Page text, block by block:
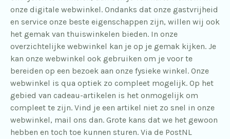
onze digitale webwinkel. Ondanks dat onze gastvrijheid
en service onze beste eigenschappen zijn, willen wij ook
het gemak van thuiswinkelen bieden. In onze
overzichtelijke webwinkel kan je op je gemak kijken. Je
kan onze webwinkel ook gebruiken om je voor te
bereiden op een bezoek aan onze fysieke winkel. Onze
webwinkel is qua optiek zo compleet mogelijk. Op het
gebied van cadeau-artikelen is het onmogelijk om
compleet te zijn. Vind je een artikel niet zo snel in onze
webwinkel, mail ons dan. Grote kans dat we het gewoon
hebben en toch toe kunnen sturen. Via de PostNL